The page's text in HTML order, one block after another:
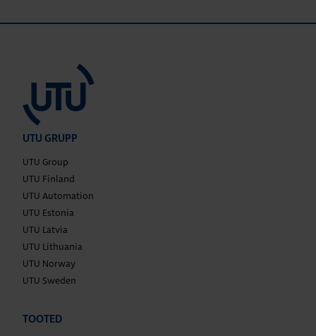
UTU GRUPP
UTU Group
UTU Finland
UTU Automation
UTU Estonia
UTU Latvia
UTU Lithuania
UTU Norway
UTU Sweden
TOOTED